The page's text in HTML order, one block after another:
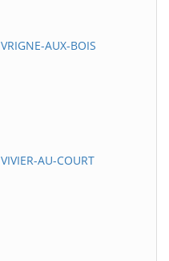
AUX-BOIS
AU-COURT